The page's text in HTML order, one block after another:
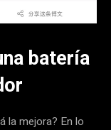
batería
la mejora? En lo